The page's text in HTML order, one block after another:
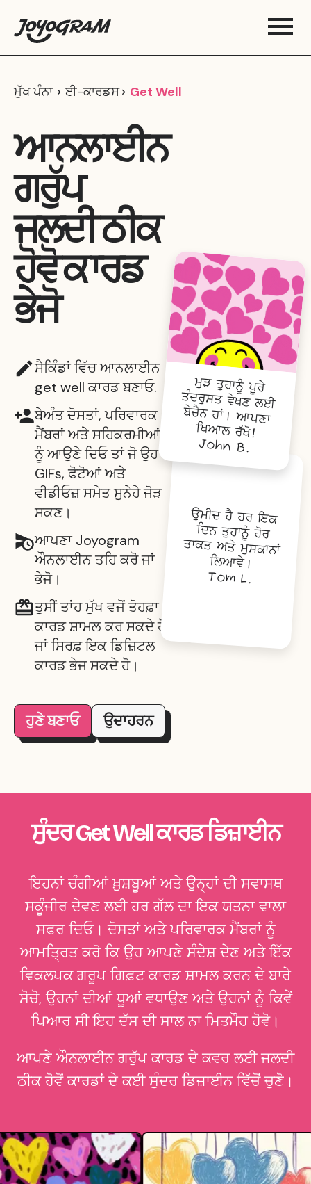
ਮੁੱਖ ਪੰਨਾ ਈ-ਕਾਰਡਸ Get Well
ਆਨਲਾਈਨ
ਗਰੁੱਪ
ਜਲਦੀ ਠੀਕ
ਹੋਵੋ ਕਾਰਡ
ਭੇਜੋ
ਸੈਕਿੰਡਾਂ ਵਿੱਚ ਆਨਲਾਈਨ
get well ਕਾਰਡ ਬਣਾਓ.
ਬੇਅੰਤ ਦੋਸਤਾਂ, ਪਰਿਵਾਰਕ
ਮੈਂਬਰਾਂ ਅਤੇ ਸਹਿਕਰਮੀਆਂ
ਨੂੰ ਆਉਣੇ ਦਿਓ ਤਾਂ ਜੋ ਉਹ
GIFs, ਫੋਟੋਆਂ ਅਤੇ
ਵੀਡੀਓਜ਼ ਸਮੇਤ ਸੁਨੇਹੇ ਜੋੜ
ਸਕਣ।
ਆਪਣਾ Joyogram
ਔਨਲਾਈਨ ਤਹਿ ਕਰੋ ਜਾਂ
ਭੇਜੋ।
ਤੁਸੀਂ ਤਾਂਹ ਮੁੱਖ ਵਜੋਂ ਤੋਹਫ਼ਾ
ਕਾਰਡ ਸ਼ਾਮਲ ਕਰ ਸਕਦੇ ਹੋ
ਜਾਂ ਸਿਰਫ਼ ਇਕ ਡਿਜ਼ਿਟਲ
ਕਾਰਡ ਭੇਜ ਸਕਦੇ ਹੋ।
ਹੁਣੇ ਬਣਾਓ ਉਦਾਹਰਨ
ਮੁੜ ਤੁਹਾਨੂੰ ਪੂਰੇ
ਤੰਦਰੁਸਤ ਵੇਖਣ ਲਈ
ਬੇਚੈਨ ਹਾਂ। ਆਪਣਾ
ਖਿਆਲ ਰੱਖੋ!
John B.
ਉਮੀਦ ਹੈ ਹਰ ਇਕ
ਦਿਨ ਤੁਹਾਨੂੰ ਹੋਰ
ਤਾਕਤ ਅਤੇ ਮੁਸਕਾਨਾਂ
ਲਿਆਵੇ।
Tom L.
ਸੁੰਦਰ Get Well ਕਾਰਡ ਡਿਜ਼ਾਈਨ
ਇਹਨਾਂ ਚੰਗੀਆਂ ਖ਼ੁਸ਼ਬੂਆਂ ਅਤੇ ਉਨ੍ਹਾਂ ਦੀ ਸਵਾਸਥ
ਸਕੂੰਜੀਰ ਦੇਵਣ ਲਈ ਹਰ ਗੱਲ ਦਾ ਇਕ ਯਤਨਾ ਵਾਲਾ
ਸਫਰ ਦਿਓ। ਦੋਸਤਾਂ ਅਤੇ ਪਰਿਵਾਰਕ ਮੈਂਬਰਾਂ ਨੂੰ
ਆਮਤ੍ਰਿਤ ਕਰੋ ਕਿ ਉਹ ਆਪਣੇ ਸੰਦੇਸ਼ ਦੇਣ ਅਤੇ ਇੱਕ
ਵਿਕਲਪਕ ਗਰੂਪ ਗਿਫ਼ਟ ਕਾਰਡ ਸ਼ਾਮਲ ਕਰਨ ਦੇ ਬਾਰੇ
ਸੋਚੋ, ਉਹਨਾਂ ਦੀਆਂ ਧੂਆਂ ਵਧਾਉਣ ਅਤੇ ਉਹਨਾਂ ਨੂੰ ਕਿਵੇਂ
ਪਿਆਰ ਸੀ ਇਹ ਦੱਸ ਦੀ ਸਾਲ ਨਾ ਮਿਤਮੌਹ ਹੋਵੋ।
ਆਪਣੇ ਔਨਲਾਈਨ ਗਰੁੱਪ ਕਾਰਡ ਦੇ ਕਵਰ ਲਈ ਜਲਦੀ
ਠੀਕ ਹੋਵੋਂ ਕਾਰਡਾਂ ਦੇ ਕਈ ਸੁੰਦਰ ਡਿਜ਼ਾਈਨ ਵਿੱਚੋਂ ਚੁਣੋ।